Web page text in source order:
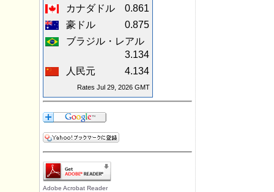
カナダドル
0.861
豪ドル
0.875
ブラジル・レアル
3.134
人民元
4.134
Rates Jul 29, 2026 GMT
Adobe Acrobat Reader